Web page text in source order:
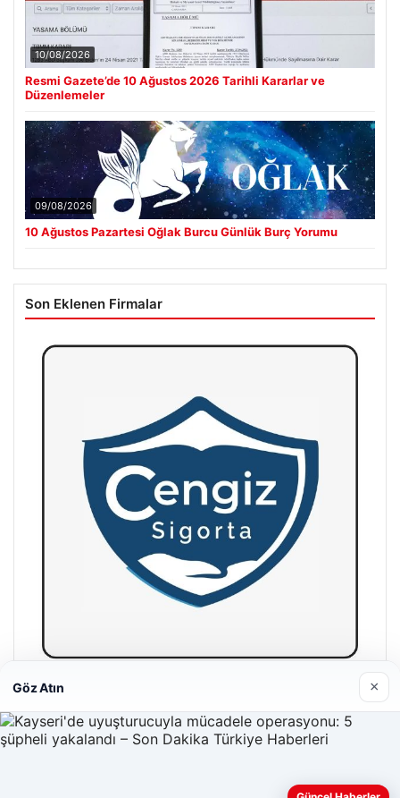
10/08/2026
Resmi Gazete’de 10 Ağustos 2026 Tarihli Kararlar ve
Düzenlemeler
09/08/2026
10 Ağustos Pazartesi Oğlak Burcu Günlük Burç Yorumu
Son Eklenen Firmalar
Hastaş Beton
26/05/2026
Göz Atın ×